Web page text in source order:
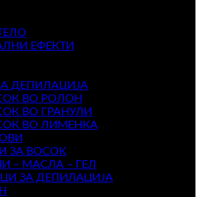
ЕФЕКТИ
ДЕПИЛАЦИЈА
ВО РОЛОН
ВО ГРАНУЛИ
ВО ЛИМЕНКА
ЗА ВОСОК
– МАСЛА – ГЕЛ
ЗА ДЕПИЛАЦИЈА